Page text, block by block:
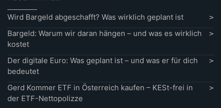
Wird Bargeld abgeschafft? Was wirklich geplant ist
Bargeld: Warum wir daran hängen – und was es wirklich
kostet
Der digitale Euro: Was geplant ist – und was er für dich
bedeutet
Gerd Kommer ETF in Österreich kaufen – KESt-frei in
der ETF-Nettopolizze